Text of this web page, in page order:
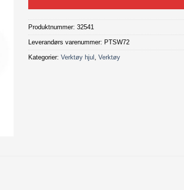
Produktnummer:32541
Leverandørs varenummer: PTSW72
Kategorier:Verktøy hjul ,Verktøy